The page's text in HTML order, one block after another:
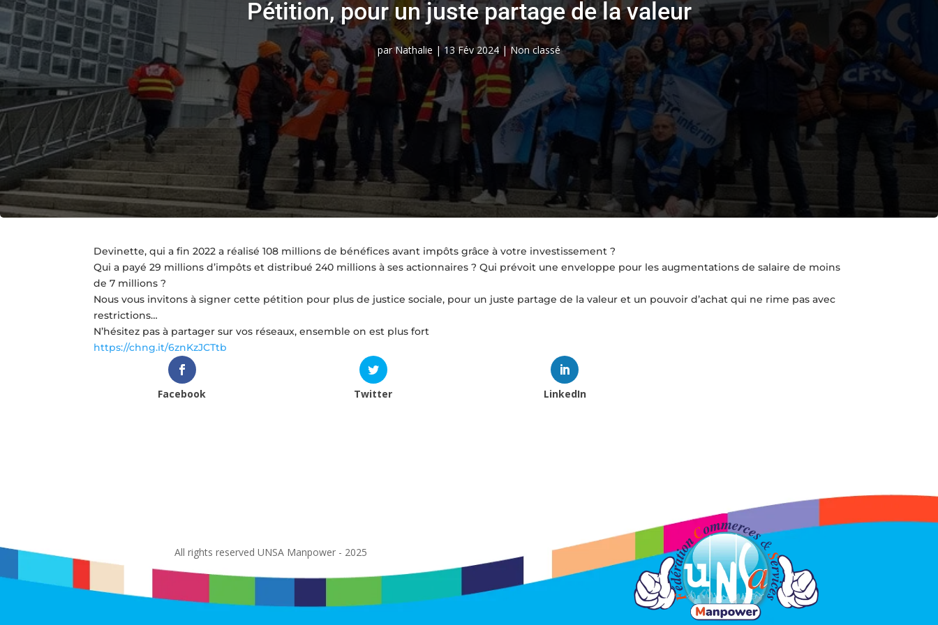
Pétition, pour un juste partage de la valeur
parNathalie |13 Fév 2024|Non classé
Devinette, qui a fin 2022 a réalisé 108 millions de bénéfices avant impôts grâce à votre investissement ?
Qui a payé 29 millions d’impôts et distribué 240 millions à ses actionnaires ? Qui prévoit une enveloppe pour les augmentations de salaire de moins
de 7 millions ?
Nous vous invitons à signer cette pétition pour plus de justice sociale, pour un juste partage de la valeur et un pouvoir d’achat qui ne rime pas avec
restrictions…
N’hésitez pas à partager sur vos réseaux, ensemble on est plus fort
https://chng.it/6znKzJCTtb
Facebook Twitter LinkedIn
All rights reserved UNSA Manpower - 2025